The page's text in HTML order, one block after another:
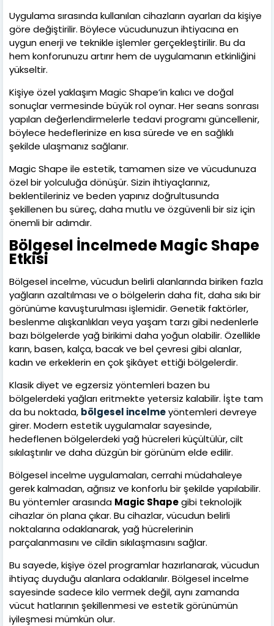
Uygulama sırasında kullanılan cihazların ayarları da kişiye
göre değiştirilir. Böylece vücudunuzun ihtiyacına en
uygun enerji ve teknikle işlemler gerçekleştirilir. Bu da
hem konforunuzu artırır hem de uygulamanın etkinliğini
yükseltir.
Kişiye özel yaklaşım Magic Shape’in kalıcı ve doğal
sonuçlar vermesinde büyük rol oynar. Her seans sonrası
yapılan değerlendirmelerle tedavi programı güncellenir,
böylece hedeflerinize en kısa sürede ve en sağlıklı
şekilde ulaşmanız sağlanır.
Magic Shape ile estetik, tamamen size ve vücudunuza
özel bir yolculuğa dönüşür. Sizin ihtiyaçlarınız,
beklentileriniz ve beden yapınız doğrultusunda
şekillenen bu süreç, daha mutlu ve özgüvenli bir siz için
önemli bir adımdır.
Bölgesel İncelmede Magic Shape
Etkisi
Bölgesel incelme, vücudun belirli alanlarında biriken fazla
yağların azaltılması ve o bölgelerin daha fit, daha sıkı bir
görünüme kavuşturulması işlemidir. Genetik faktörler,
beslenme alışkanlıkları veya yaşam tarzı gibi nedenlerle
bazı bölgelerde yağ birikimi daha yoğun olabilir. Özellikle
karın, basen, kalça, bacak ve bel çevresi gibi alanlar,
kadın ve erkeklerin en çok şikâyet ettiği bölgelerdir.
Klasik diyet ve egzersiz yöntemleri bazen bu
bölgelerdeki yağları eritmekte yetersiz kalabilir. İşte tam
da bu noktada, bölgesel incelmeyöntemleri devreye
girer. Modern estetik uygulamalar sayesinde,
hedeflenen bölgelerdeki yağ hücreleri küçültülür, cilt
sıkılaştırılır ve daha düzgün bir görünüm elde edilir.
Bölgesel incelme uygulamaları, cerrahi müdahaleye
gerek kalmadan, ağrısız ve konforlu bir şekilde yapılabilir.
Bu yöntemler arasında Magic Shapegibi teknolojik
cihazlar ön plana çıkar. Bu cihazlar, vücudun belirli
noktalarına odaklanarak, yağ hücrelerinin
parçalanmasını ve cildin sıkılaşmasını sağlar.
Bu sayede, kişiye özel programlar hazırlanarak, vücudun
ihtiyaç duyduğu alanlara odaklanılır. Bölgesel incelme
sayesinde sadece kilo vermek değil, aynı zamanda
vücut hatlarının şekillenmesi ve estetik görünümün
iyileşmesi mümkün olur.